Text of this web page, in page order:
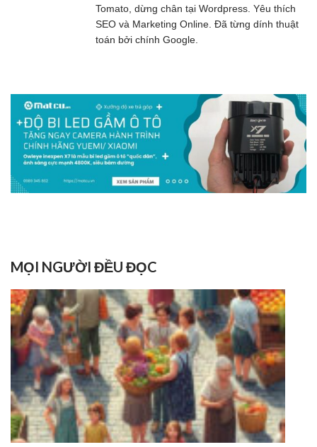
Tomato, dừng chân tại Wordpress. Yêu thích
SEO và Marketing Online. Đã từng dính thuật
toán bởi chính Google.
MỌI NGƯỜI ĐỀU ĐỌC